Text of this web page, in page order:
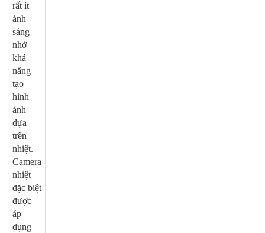
rất ít
ánh
sáng
nhờ
khả
năng
tạo
hình
ảnh
dựa
trên
nhiệt.
Camera
nhiệt
đặc biệt
được
áp
dụng